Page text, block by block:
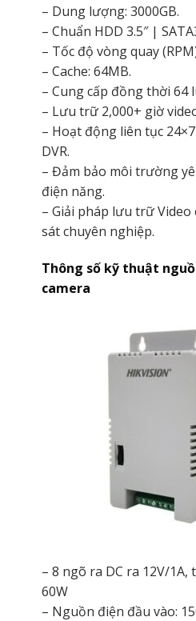
– Dung lượng: 3000GB.
– Chuẩn HDD 3.5″ |
– Tốc độ vòng quay
– Cache: 64MB.
– Cung cấp đồng thời 64
– Lưu trữ 2,000+ giờ
– Hoạt động liên tục
DVR.
– Đảm bảo môi trường
điện năng.
– Giải pháp lưu trữ
sát chuyên nghiệp.
Thông số kỹ thuật
camera
– 8 ngõ ra DC ra 12V/
60W
– Nguồn điện đầu vào: